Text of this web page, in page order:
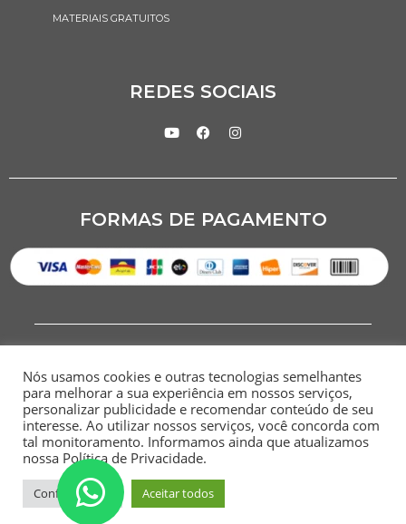
MATERIAIS GRATUITOS
REDES SOCIAIS
FORMAS DE PAGAMENTO
CNPJ: 07.284.949/0001-00
HOME SITEMAP
Nós usamos cookies e outras tecnologias semelhantes
para melhorar a sua experiência em nossos serviços,
personalizar publicidade e recomendar conteúdo de seu
interesse. Ao utilizar nossos serviços, você concorda com
tal monitoramento. Informamos ainda que atualizamos
nossa Política de Privacidade.
Configurações Aceitar todos